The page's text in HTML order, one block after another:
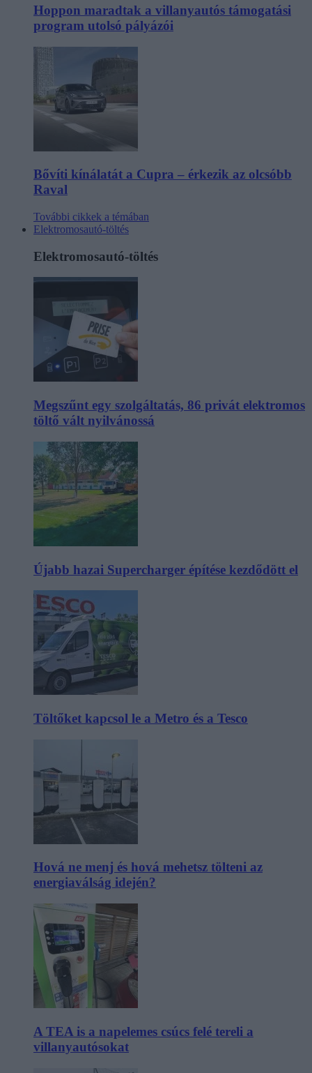
Hoppon maradtak a villanyautós támogatási
program utolsó pályázói
Bővíti kínálatát a Cupra – érkezik az olcsóbb
Raval
További cikkek a témában
Elektromosautó-töltés
Elektromosautó-töltés
Megszűnt egy szolgáltatás, 86 privát elektromos
töltő vált nyilvánossá
Újabb hazai Supercharger építése kezdődött el
Töltőket kapcsol le a Metro és a Tesco
Hová ne menj és hová mehetsz tölteni az
energiaválság idején?
A TEA is a napelemes csúcs felé tereli a
villanyautósokat